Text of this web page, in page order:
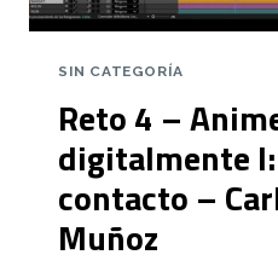
SIN CATEGORÍA
Reto 4 –
digitalmente
contacto –
Muñoz